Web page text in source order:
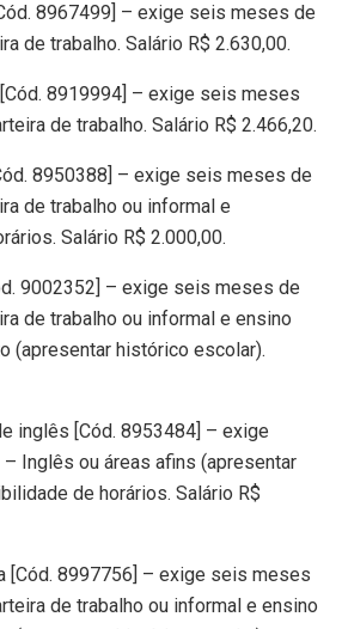
8967499] – exige seis meses de
de trabalho. Salário R$ 2.630,00.
8919994] – exige seis meses
de trabalho. Salário R$ 2.466,20.
8950388] – exige seis meses de
de trabalho ou informal e
Salário R$ 2.000,00.
9002352] – exige seis meses de
de trabalho ou informal e ensino
(apresentar histórico escolar).
inglês [Cód. 8953484] – exige
Inglês ou áreas afins (apresentar
de horários. Salário R$
[Cód. 8997756] – exige seis meses
de trabalho ou informal e ensino